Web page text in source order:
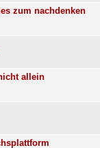
zum nachdenken
allein